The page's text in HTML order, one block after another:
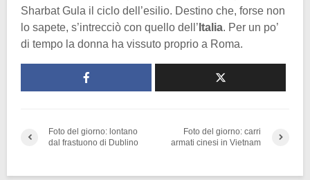
Sharbat Gula il ciclo dell’esilio. Destino che, forse non
lo sapete, s’intrecciò con quello dell’ Italia. Per un po’
di tempo la donna ha vissuto proprio a Roma.
Foto del giorno: lontano
dal frastuono di Dublino
Foto del giorno: carri
armati cinesi in Vietnam